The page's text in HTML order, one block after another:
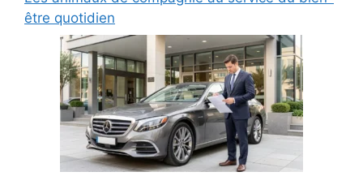
être quotidien